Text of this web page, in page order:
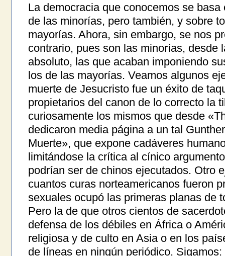
La democracia que conocemos se
de las minorías, pero también, y sobre
mayorías. Ahora, sin embargo, se nos
contrario, pues son las minorías, desde
absoluto, las que acaban imponiendo
los de las mayorías. Veamos algunos
muerte de Jesucristo fue un éxito de
propietarios del canon de lo correcto la
curiosamente los mismos que desde
dedicaron media página a un tal
Muerte», que expone cadáveres
limitándose la crítica al cínico
podrían ser de chinos ejecutados. Otro
cuantos curas norteamericanos fueron
sexuales ocupó las primeras planas de
Pero la de que otros cientos de
defensa de los débiles en África o
religiosa y de culto en Asia o en los
de líneas en ningún periódico.